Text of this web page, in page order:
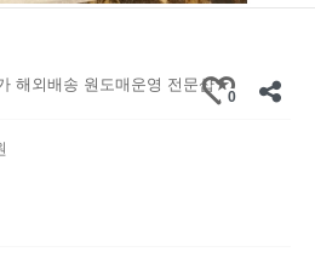
해외배송 원도매운영 전문샵★
0